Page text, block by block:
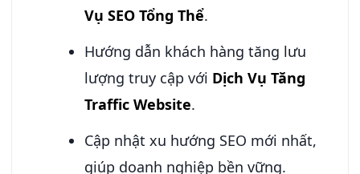
Vụ SEO Tổng Thể.
Hướng dẫn khách hàng tăng lưu
lượng truy cập với Dịch Vụ Tăng
Traffic Website.
Cập nhật xu hướng SEO mới nhất,
giúp doanh nghiệp bền vững.